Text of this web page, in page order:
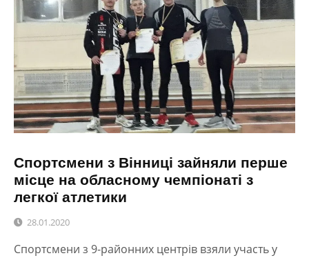
Спортсмени з Вінниці зайняли перше
місце на обласному чемпіонаті з
легкої атлетики
28.01.2020
Спортсмени з 9-районних центрів взяли участь у